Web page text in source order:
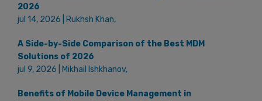
2026
jul 14, 2026 | Rukhsh Khan,
A Side-by-Side Comparison of the Best MDM
Solutions of 2026
jul 9, 2026 | Mikhail Ishkhanov,
Benefits of Mobile Device Management in